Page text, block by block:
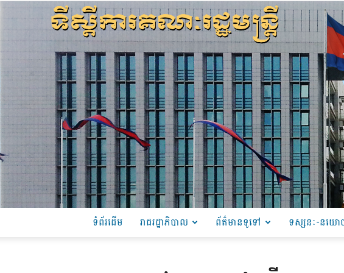
ទំព័រដើម រាជរដ្ឋាភិបាល ព័ត៌មានទូទៅ ទស្សនៈ-នយោ